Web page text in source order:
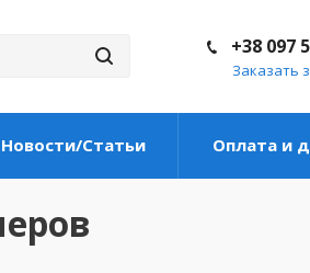
+38 097
Заказать
Новости/Статьи Оплата и